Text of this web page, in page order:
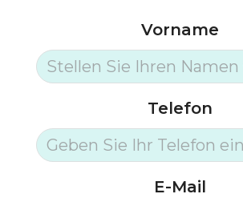
Vorname
Telefon
E-Mail